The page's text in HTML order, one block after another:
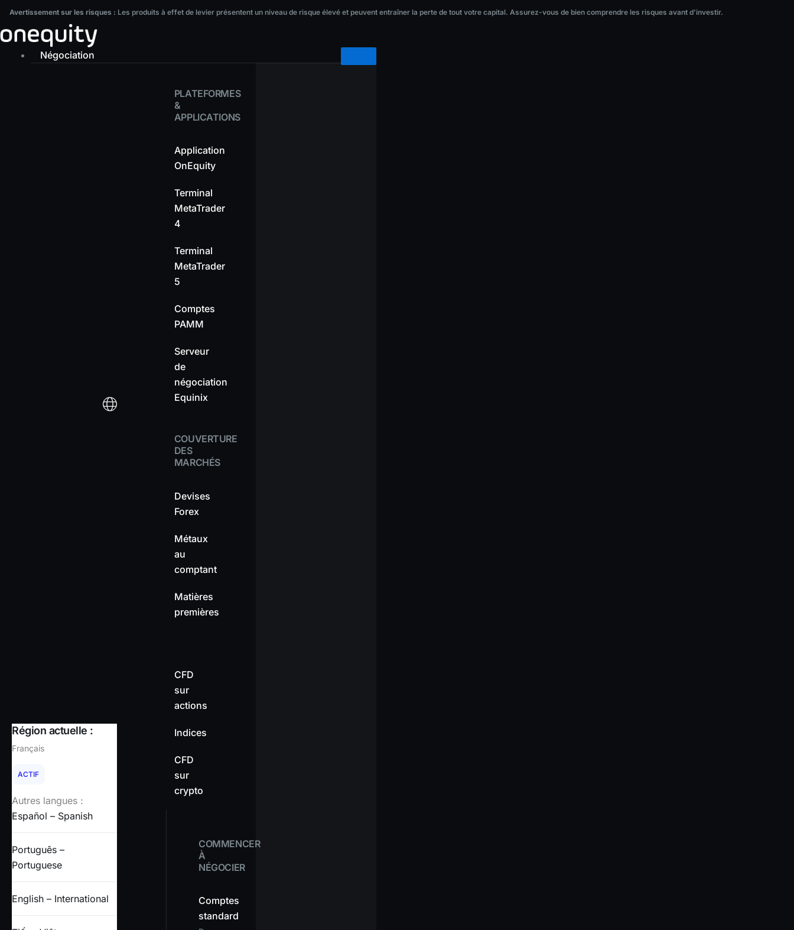
Aller
contenu
Avertissement sur les risques : Les produits à effet de levier présentent un niveau de risque élevé et peuvent entraîner la perte de tout votre capital. Assurez-vous de bien comprendre les risques avant d’investir.
Avertissement sur les risques :Les produits à effet de levier présentent un niveau de risque élevé et peuvent entraîner la perte de tout votre capital. Assurez-vous de bien comprendre les risques avant d’investir.
Négociation
PLATEFORMES
&
APPLICATIONS
Application
OnEquity
Terminal
MetaTrader
4
Terminal
MetaTrader
5
Comptes
PAMM
Serveur
de
négociation
Equinix
COUVERTURE
DES
MARCHÉS
Devises
Forex
Métaux
au
comptant
Matières
premières
CFD
sur
actions
Indices
CFD
sur
crypto
COMMENCER
À
NÉGOCIER
Comptes
standard
Région actuelle :
Français
ACTIF
Autres langues :
Español – Spanish
Português –
Portuguese
English – International